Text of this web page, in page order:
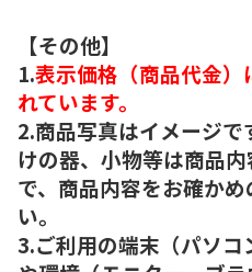
【その他】
1.表示価格（商品代金）
れています。
2.商品写真はイメージで
けの器、小物等は商品
で、商品内容をお確か
い。
3.ご利用の端末（パソコ